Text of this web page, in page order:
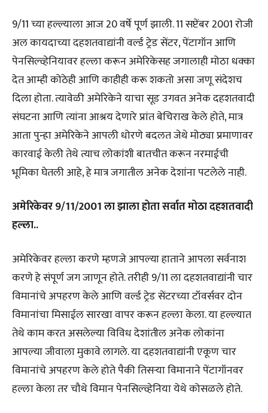
9/11 च्या हल्ल्याला आज 20 वर्षे पूर्ण झाली. 11 सप्टेंबर 2001 रोजी
अल कायदाच्या दहशतवाद्यांनी वर्ल्ड ट्रेड सेंटर, पेंटागॉन आणि
पेनसिल्व्हेनियावर हल्ला करून अमेरिकेसह जगालाही मोठा धक्का
देत आम्ही कोठेही आणि काहीही करू शकतो असा जणू संदेशच
दिला होता. त्यावेळी अमेरिकेने याचा सूड उगवत अनेक दहशतवादी
संघटना आणि त्यांना आश्रय देणारे प्रांत बेचिराख केले होते, मात्र
आता पुन्हा अमेरिकेने आपली धोरणे बदलत जेथे मोठ्या प्रमाणावर
कारवाई केली तेथे त्याच लोकांशी बातचीत करून नरमाईची
भूमिका घेतली आहे, हे मात्र जगातील अनेक देशांना पटलेले नाही.
अमेरिकेवर 9/11/2001 ला झाला होता सर्वात मोठा दहशतवादी
हल्ला..
अमेरिकेवर हल्ला करणे म्हणजे आपल्या हाताने आपला सर्वनाश
करणे हे संपूर्ण जग जाणून होते. तरीही 9/11 ला दहशतवाद्यांनी चार
विमानांचे अपहरण केले आणि वर्ल्ड ट्रेड सेंटरच्या टॉवर्सवर दोन
विमानांचा मिसाईल सारखा वापर करून हल्ला केला. या हल्ल्यात
तेथे काम करत असलेल्या विविध देशांतील अनेक लोकांना
आपल्या जीवाला मुकावे लागले. या दहशतवाद्यांनी एकूण चार
विमानांचे अपहरण केले होते पैकी तिसऱ्या विमानाने पेंटागॉनवर
हल्ला केला तर चौथे विमान पेनसिल्व्हेनिया येथे कोसळले होते.